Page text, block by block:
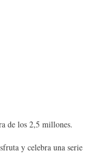
de los 2,5 millones.
y celebra una serie